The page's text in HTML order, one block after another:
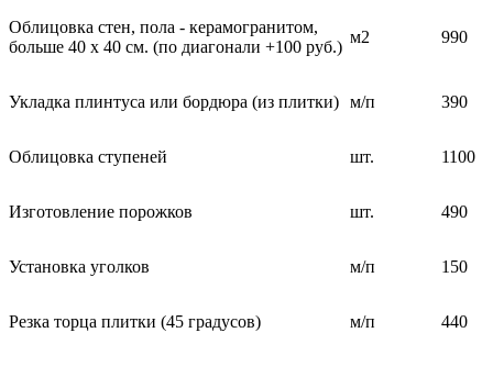
Облицовка стен, пола - керамогранитом,
больше 40 х 40 см. (по диагонали +100 руб.)
м2 990
Укладка плинтуса или бордюра (из плитки) м/п 390
Облицовка ступеней шт. 1100
Изготовление порожков шт. 490
Установка уголков м/п 150
Резка торца плитки (45 градусов) м/п 440